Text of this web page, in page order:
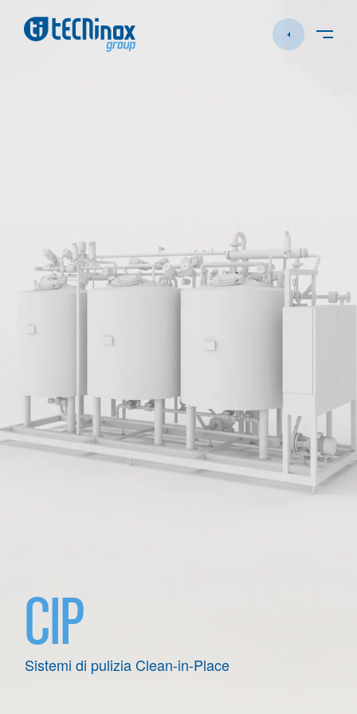
CIP
Sistemi di pulizia Clean-in-Place